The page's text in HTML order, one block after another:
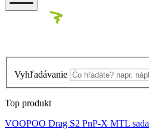
Vyhľadávanie
Top produkt
VOOPOO Drag S2 PnP-X MTL sada